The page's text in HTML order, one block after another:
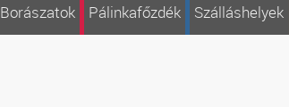
Borászatok Pálinkafőzdék Szálláshelyek